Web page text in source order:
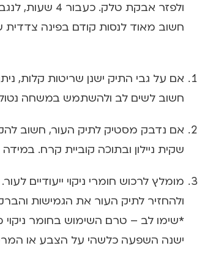
ולפזר אבקת טלק. כעבור 4 שעות, לנגב את שאריות האבקה.
חשוב מאוד לנסות קודם בפינה
אם על גבי התיק ישנן שריטות קלות,
חשוב לשים לב ולהשתמש במשחה
אם נדבק מסטיק לתיק העור, חשוב
שקית ניילון ובתוכה קוביית קרח.
מומלץ לרכוש חומרי ניקוי ייעודיים
ולהחזיר לתיק העור את הגמישות והברק
*שימו לב – טרם השימוש בחומר ניקוי
ישנה השפעה כלשהי על הצבע או